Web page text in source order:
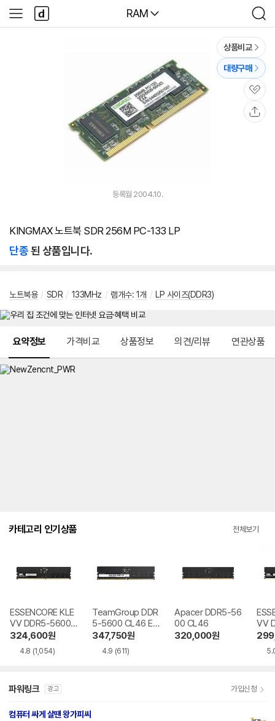
다나와
RAM
검
색
사
이
다
나
와
상품비교
대량구매
관
심
등록월 2004.10.
KINGMAX 노트북 SDR 256M PC-133 LP
단종된 상품입니다.
노트북용 / SDR / 133MHz / 램개수: 1개 / LP 사이즈(DDR3)
요약정보 가격비교 상품정보 의견/리뷰 연관상품
카테고리 인기상품 전체보기
ESSENCORE KLE
VV DDR5-5600
CL46 파인인포
324,600원
4.8 (1,054)
TeamGroup DDR
5-5600 CL46 Elit
e 서린
347,750원
4.9 (611)
Apacer DDR5-56
00 CL46
320,000원
VV
파워링크 광고 가입신청
컴퓨터 싸게 살땐 왕가피씨